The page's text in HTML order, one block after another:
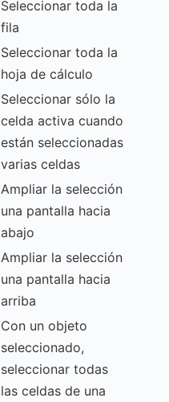
Seleccionar toda la
fila
Seleccionar toda la
hoja de cálculo
Seleccionar sólo la
celda activa cuando
están seleccionadas
varias celdas
Ampliar la selección
una pantalla hacia
abajo
Ampliar la selección
una pantalla hacia
arriba
Con un objeto
seleccionado,
seleccionar todas
las celdas de una